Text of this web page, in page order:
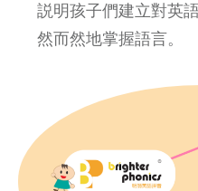
説明孩子們建立對英
然而然地掌握語言。